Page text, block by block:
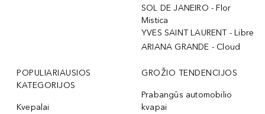
SOL DE JANEIRO - Flor
Mistica
YVES SAINT LAURENT - Libre
ARIANA GRANDE - Cloud
POPULIARIAUSIOS
KATEGORIJOS
Kvepalai
GROŽIO TENDENCIJOS
Prabangūs automobilio
kvapai